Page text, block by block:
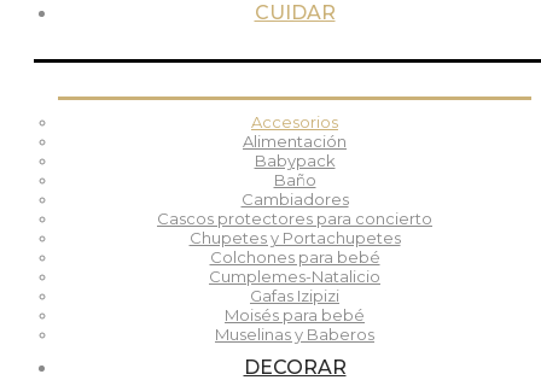
CUIDAR
Accesorios
Alimentación
Babypack
Baño
Cambiadores
Cascos protectores para concierto
Chupetes y Portachupetes
Colchones para bebé
Cumplemes-Natalicio
Gafas Izipizi
Moisés para bebé
Muselinas y Baberos
DECORAR